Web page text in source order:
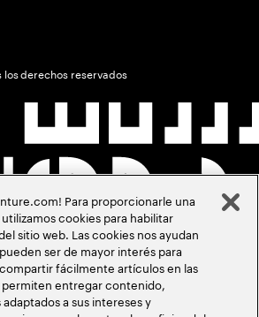
los derechos reservados
Para proporcionarle una
cookies para habilitar
sitio web. Las cookies nos ayudan
ser de mayor interés para
fácilmente artículos en las
permiten entregar contenido,
a sus intereses y